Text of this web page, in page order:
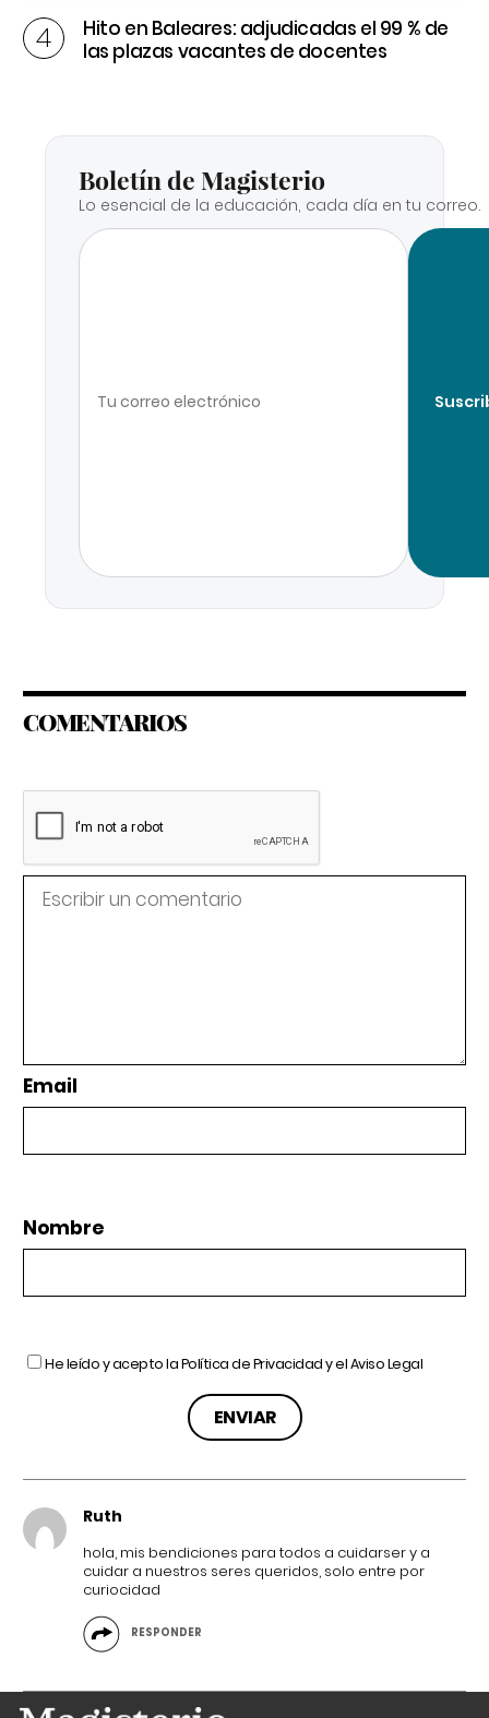
Hito en Baleares: adjudicadas el 99 % de
las plazas vacantes de docentes
Boletín de Magisterio
Lo esencial de la educación, cada día en tu correo.
COMENTARIOS
Email
Nombre
He leído y acepto laPolítica de Privacidady elAviso Legal
Ruth
hola, mis bendiciones para todos a cuidarser y a
cuidar a nuestros seres queridos, solo entre por
curiocidad
RESPONDER